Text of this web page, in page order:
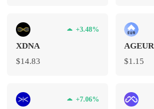
+3.48%
XDNA
$14.83
AGEUR
$1.15
+7.06%